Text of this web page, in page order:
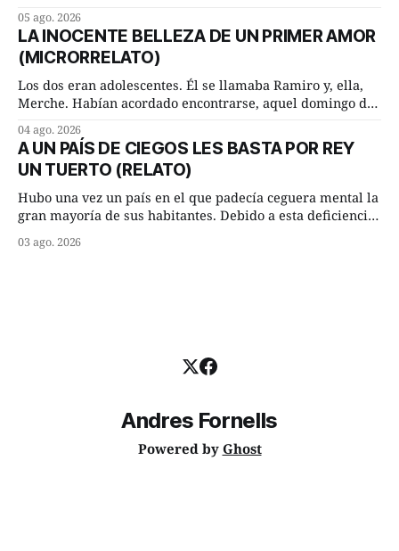
remolachas, Manuel? —quiso saber uno. —Eso acabo de
hacer, Paco. ¿Cómo va ese maíz tuyo? --se interesó el otro.
—De momento mejor
05 ago. 2026
LA INOCENTE BELLEZA DE UN PRIMER AMOR
(MICRORRELATO)
Los dos eran adolescentes. Él se llamaba Ramiro y, ella,
Merche. Habían acordado encontrarse, aquel domingo de
lugar del río que debía este nombre a la pronunciada
curva que la corriente fluvial presentaba en aquel punto.
Habían dispuesto que
04 ago. 2026
A UN PAÍS DE CIEGOS LES BASTA POR REY
UN TUERTO (RELATO)
Hubo una vez un país en el que padecía ceguera mental la
gran mayoría de sus habitantes. Debido a esta deficiencia,
superiores en número a los que no padecían ninguna
03 ago. 2026
Andres Fornells
Powered by Ghost